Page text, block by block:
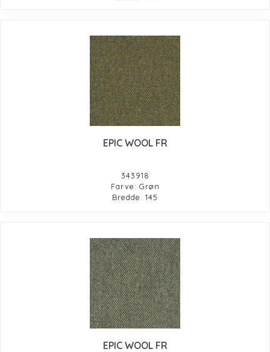
EPIC WOOL FR
343918
Farve: Grøn
Bredde: 145
EPIC WOOL FR